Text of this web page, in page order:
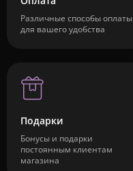
Различные способы оплаты
для вашего удобства
Подарки
Бонусы и подарки
постоянным клиентам
магазина